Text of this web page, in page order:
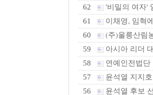
62 '비밀의 여자'
61 이채영, 임혁
60 (주)울릉산림
59 아시아 리더
58 연예인전법
57 윤석열 지지
56 윤석열 후보